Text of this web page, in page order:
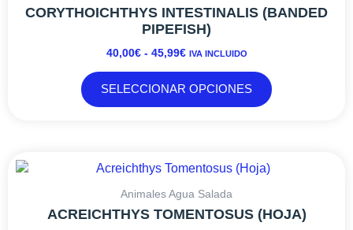
producto
CORYTHOICHTHYS INTESTINALIS (BANDED
PIPEFISH)
40,00€ - 45,99€
DESDE
40,00€
HASTA
45,99€
IVA INCLUIDO
SELECCIONAR OPCIONES
múltiples
pueden
Animales Agua Salada
ACREICHTHYS TOMENTOSUS (HOJA)
DE
PRECIOS:
DESDE
múltiples